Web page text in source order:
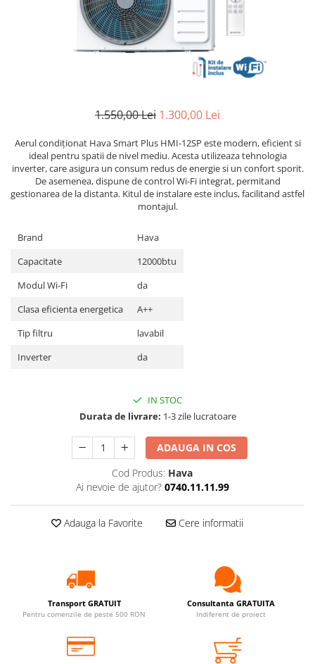
1.550,00 Lei 1.300,00 Lei
Aerul condiționat Hava Smart Plus HMI-12SP este modern, eficient si
ideal pentru spatii de nivel mediu. Acesta utilizeaza tehnologia
inverter, care asigura un consum redus de energie si un confort sporit.
De asemenea, dispune de control Wi-Fi integrat, permitand
gestionarea de la distanta. Kitul de instalare este inclus, facilitand astfel
montajul.
Brand
Hava
Capacitate
12000btu
Modul Wi-Fi
da
Clasa eficienta energetica
A++
Tip filtru
lavabil
Inverter
da
IN STOC
Durata de livrare: 1-3 zile lucratoare
ADAUGA IN COS
Cod Produs: Hava
Ai nevoie de ajutor? 0740.11.11.99
Adauga la Favorite Cere informatii
Transport GRATUIT
Pentru comenzile de peste 500 RON
Consultanta GRATUITA
Indiferent de proiect